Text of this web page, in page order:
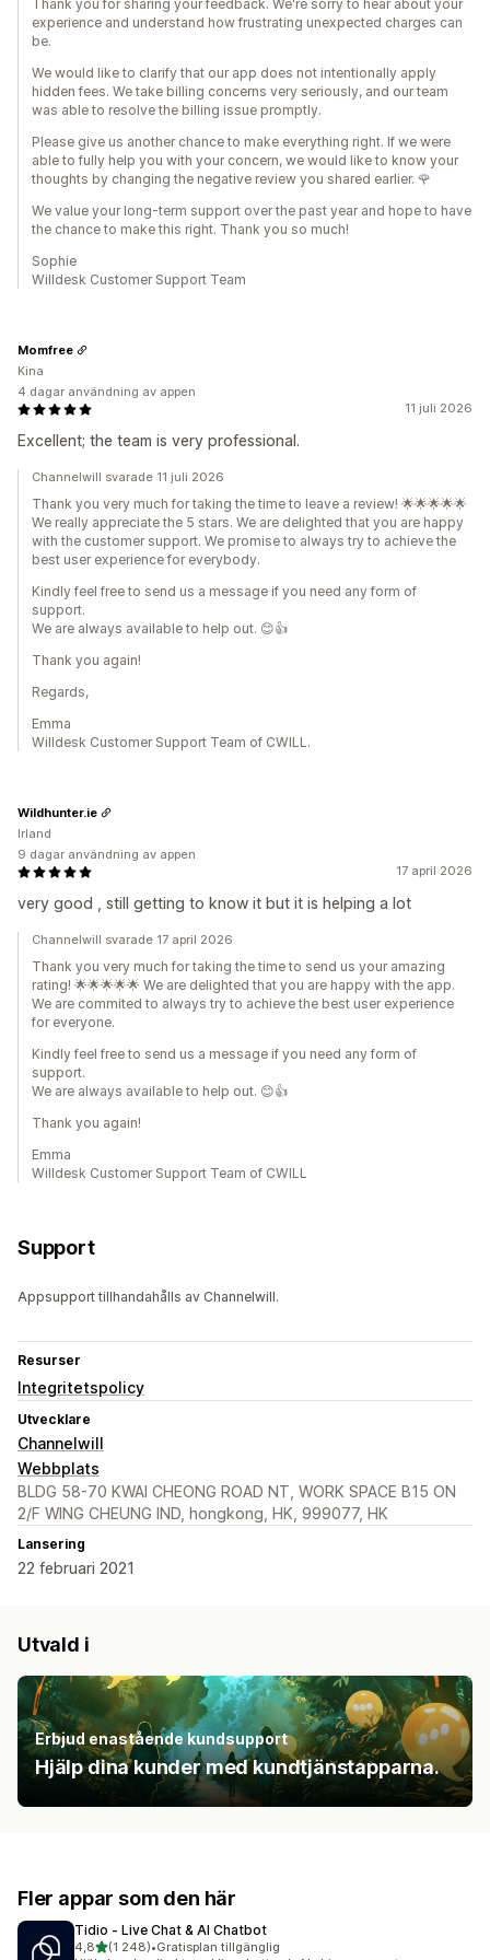
Thank you for sharing your feedback. We're sorry to hear about your
experience and understand how frustrating unexpected charges can
be.
We would like to clarify that our app does not intentionally apply
hidden fees. We take billing concerns very seriously, and our team
was able to resolve the billing issue promptly.
Please give us another chance to make everything right. If we were
able to fully help you with your concern, we would like to know your
thoughts by changing the negative review you shared earlier. 🌹
We value your long-term support over the past year and hope to have
the chance to make this right. Thank you so much!
Sophie
Willdesk Customer Support Team
11 juli 2026
Excellent; the team is very professional.
Momfree
Kina
4 dagar användning av appen
Channelwill svarade 11 juli 2026
Thank you very much for taking the time to leave a review! 🌟🌟🌟🌟🌟
We really appreciate the 5 stars. We are delighted that you are happy
with the customer support. We promise to always try to achieve the
best user experience for everybody.
Kindly feel free to send us a message if you need any form of
support.
We are always available to help out. 😊👍
Thank you again!
Regards,
Emma
Willdesk Customer Support Team of CWILL.
17 april 2026
very good , still getting to know it but it is helping a lot
Wildhunter.ie
Irland
9 dagar användning av appen
Channelwill svarade 17 april 2026
Thank you very much for taking the time to send us your amazing
rating! 🌟🌟🌟🌟🌟 We are delighted that you are happy with the app.
We are commited to always try to achieve the best user experience
for everyone.
Kindly feel free to send us a message if you need any form of
support.
We are always available to help out. 😊👍
Thank you again!
Emma
Willdesk Customer Support Team of CWILL
Support
Appsupport tillhandahålls av Channelwill.
Resurser
Integritetspolicy
Utvecklare
Channelwill
Webbplats
BLDG 58-70 KWAI CHEONG ROAD NT, WORK SPACE B15 ON
2/F WING CHEUNG IND, hongkong, HK, 999077, HK
Lansering
22 februari 2021
Utvald i
Erbjud enastående kundsupport
Hjälp dina kunder med kundtjänstapparna.
Fler appar som den här
Tidio ‑ Live Chat & AI Chatbot
4,8av 5 stjärnor
(1 248)
1248 recensioner totalt
•Gratisplan tillgänglig